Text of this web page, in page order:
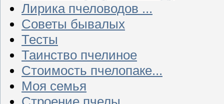
Лирика пчеловодов ...
Советы бывалых
Тесты
Таинство пчелиное
Стоимость пчелопаке...
Моя семья